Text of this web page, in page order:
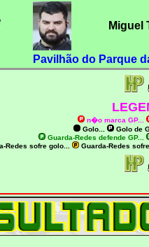
Miguel
Pavilhão do Parque
n�o marca GP...
Golo...
Golo de
Guarda-Redes defende GP...
Redes sofre golo...
Guarda-Redes